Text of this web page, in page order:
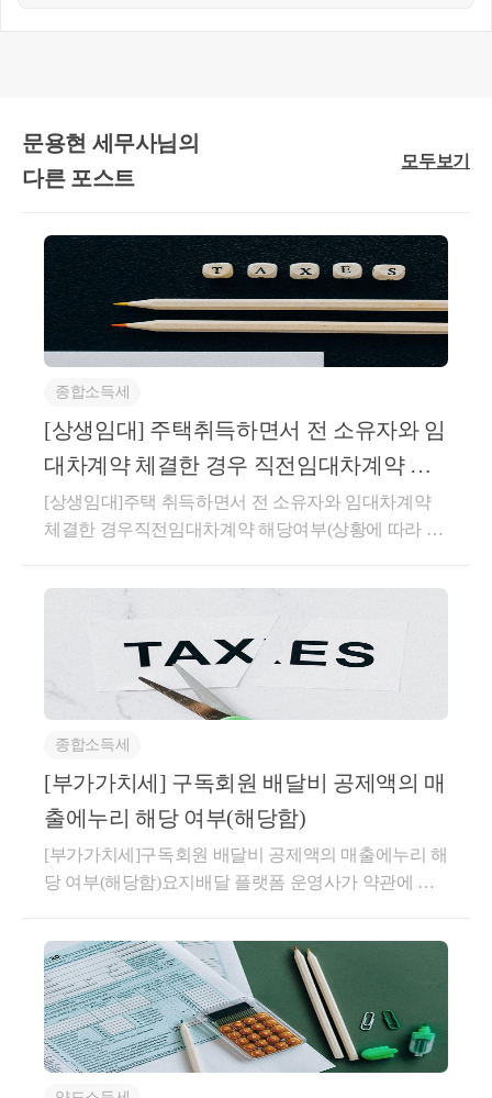
우는 「소득세법 시행령」제155조제1항제2호의
“신규주택
을 취득하기 위해 매매계약을 체결하고 계약금을 지급한 경
▣ 기획재정부 재산세제과-40(2022.01.07)
｢주택법｣제2조제11호가목에 따른 지역주택조합의 조합원의
지위는 같은 법 제15조에 따른 사업계획승인일 이후에 한하
여 ｢소득세법 시행령｣제155조제1항제2호에 따른 신규주택
을 취득할 수 있는 권리에 해당하는 것입니다.
▣ 사전-2021-법규재산-1186(2022.01.13.)
소득세법 시행령」제155조 제1항제2호의 신규 주택을 취득
할 수 있는 권리임
참고로 지역주택조합원의 주택 취득시기는 원조합
원과 승계조합원 관계 없이 사용검사필증교부일이
용승인을 얻은 경우에는 그 사실상의 사용일 또는
사용승인일이 취득시기가 되는 것입니다.
○ 서면인터넷방문상담5팀-2735, 2007.10.11.
｢주택법｣ 제16조의 규정에 의한 사업계획의 승인일 이후에
주택조합의 조합원으로부터 그 조합원의 ‘입주자로 선정된
지위’를 승계하여 취득한 조합주택을 양도한 경우 그 조합주
택(그 부수토지 포함)의 취득시기는 당해 조합주택의 사용검
사필증교부일(사용검사 전에 사실상 사용하거나 사용승인을
얻은 경우에는 그 사실상의 사용일 또는 사용승인일)이 되는
것임
문용현 세무사님의
다른 포스트
모두보기
종합소득세
[상생임대] 주택취득하면서 전 소유자와 임
대차계약 체결한 경우 직전임대차계약 해
당여부(상황에 따라 다름)
[상생임대]주택 취득하면서 전 소유자와 임대차계약
체결한 경우직전임대차계약 해당여부(상황에 따라 다
결 이후 잔금 지급 전에 체결한임대차계약이 직전임대
차계약에 해당하는지사전-2026-법규재산-0087등록일
자 : 2026.04.30.생산일자 : 2026.03.16.요지주택 매매계
약을 체결한 후 임대차계약을 체결한 경우로서 주택
취득일 이후 임대기간이 개시되더라도 주택 취득(잔금
청산) 전에 임차인과 체결한 임대차계약은 직전임대차
계약에 해당하지 않는 것임답변내용귀 사전답변 신청
의 사실관계와 같이,1세대가 주택을 취득하는 매매계
약 체결 이후주택 취득 전에 매수인이 임대인이 되고
전 소유자(매도인)가 임차인이 되는 별도의 임대차계
약을 체결하고 주택 취득과 동시에 임대기간이 시작되
어 실제 1년 6개월 이상을 임대한 경우,해당 계약이
대차계약에 해당하는지 여부에 관하여는 기존 해석사
례(기획재정부 재산세제과-1440, 2022.11.17.)를 참조하
시기 바랍니다.○ 기획재정부 재산세제과-1440, 2022.1
1.17.주택 매매계약 체결한 후 임대차계약을 체결한 경
우로서 주택 취득일 이후 임대기간이 개시되는 경우
임대인이 주택 취득 전에 임차인과 작성한 임대차계약
종합소득세
[부가가치세] 구독회원 배달비 공제액의 매
출에누리 해당 여부(해당함)
[부가가치세]구독회원 배달비 공제액의 매출에누리 해
당 여부(해당함)요지배달 플랫폼 운영사가 약관에 따
상당액은 부가가치세법 제29조 제5항 제1호의 매출에
누리에 해당하여 부가가치세 과세표준에 포함하지 아
니함회신배달 플랫폼 운영사가 판매회원과 구매회원
간의 주문･판매 거래를 중개･지원하고 판매회원으로
부터 수수료를 지급받는 거래로서, 판매회원과의 이용
약관에 따라 판매회원에 청구할 수수료에서 구매회원